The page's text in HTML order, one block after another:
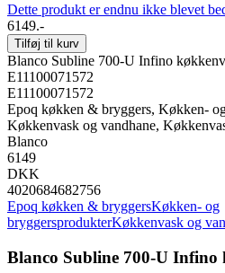
Dette produkt er endnu ikke blevet
6149.-
Tilføj til kurv
Blanco Subline 700-U Infino
E11100071572
E11100071572
Epoq køkken & bryggers, Køkken-
Køkkenvask og vandhane,
Blanco
6149
DKK
4020684682756
Epoq køkken & bryggersKøkken- og
bryggersprodukterKøkkenvask og
Blanco Subline 700-U